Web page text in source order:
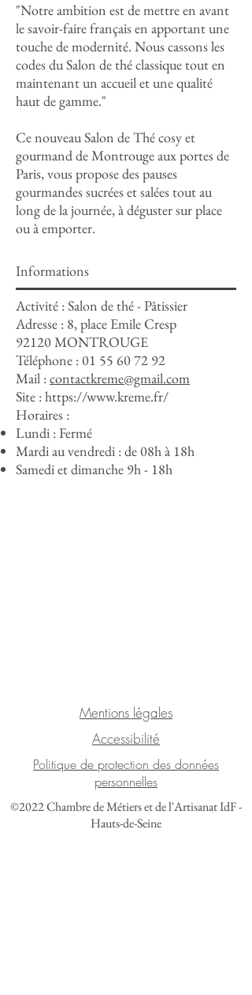
"Notre ambition est de mettre en avant
le savoir-faire français en apportant une
touche de modernité. Nous cassons les
codes du Salon de thé classique tout en
maintenant un accueil et une qualité
haut de gamme."
Ce nouveau Salon de Thé cosy et
gourmand de Montrouge aux portes de
Paris, vous propose des pauses
gourmandes sucrées et salées tout au
long de la journée, à déguster sur place
ou à emporter.
Informations
Activité : Salon de thé - Pâtissier
Adresse : 8, place Emile Cresp
92120 MONTROUGE
Téléphone :01 55 60 72 92
Mail :contactkreme@gmail.com
Site :https://www.kreme.fr/
Horaires :
Lundi : Fermé
Mardi au vendredi : de 08h à 18h
Samedi et dimanche 9h - 18h
Mentions légales
Accessibilité
Politique de protection des données
personnelles
©2022 Chambre de Métiers et de l'Artisanat IdF -
Hauts-de-Seine